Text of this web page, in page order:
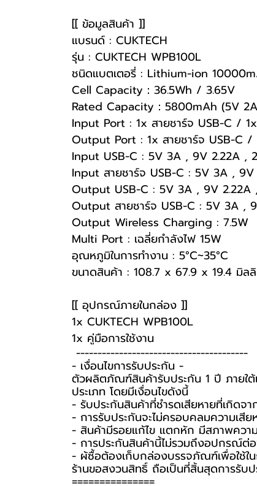
[[ ข้อมูลสินค้า ]]
แบรนด์ : CUKTECH
รุ่น : CUKTECH WPB100L
ชนิดแบตเตอรี่ : Lithium-ion
Cell Capacity：36.5Wh / 3.65V
Rated Capacity：5800mAh (5V
Input Port : 1x สายชาร์จ USB-C /
Output Port : 1x สายชาร์จ USB-C
Input USB-C : 5V 3A , 9V 2.22A ,
Input สายชาร์จ USB-C : 5V 3A ,
Output USB-C : 5V 3A , 9V 2.22A
Output สายชาร์จ USB-C : 5V 3A ,
Output Wireless Charging : 7.5W
Multi Port : เฉลี่ยกำลังไฟ 15W
อุณหภูมิในการทำงาน : 5°C~35°C
ขนาดสินค้า : 108.7 x 67.9 x 19.4 มิลลิ
[[ อุปกรณ์ภายในกล่อง ]]
1x CUKTECH WPB100L
1x คู่มือการใช้งาน
----------------------------------------
-️ เงื่อนไขการรับประกัน -️
ตัวผลิตภัณฑ์สินค้ารับประกัน 1 ปี ภายใต้
ประเภท โดยมีเงื่อนไขดังนี้
- รับประกันสินค้าที่ชำรุดเสียหายที่เกิดจ
- การรับประกันจะไม่ครอบคลุมความเสี
- สินค้ามีรอยแก้ไข แตกหัก มีสภาพควา
- การประกันสินค้านี้ไม่รวมถึงอุปกรณ์ต่
-️ ผู้ซื้อต้องเก็บกล่องบรรจุภัณฑ์เพื่อใช้ใ
ร้านขอสงวนสิทธิ์ ถือเป็นที่สิ้นสุดการรับ
===============